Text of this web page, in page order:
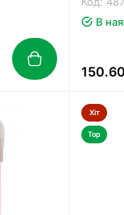
В
Хіт
Top